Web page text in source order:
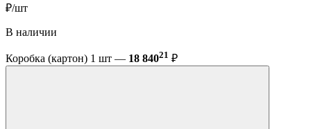
₽/шт
В наличии
Коробка (картон) 1 шт — 18 84021 ₽